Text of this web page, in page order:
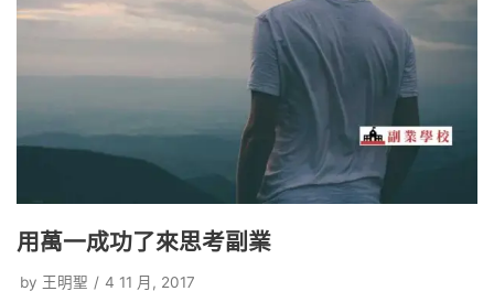
用萬一成功了來思考副業
by 王明聖 4 11 月, 2017